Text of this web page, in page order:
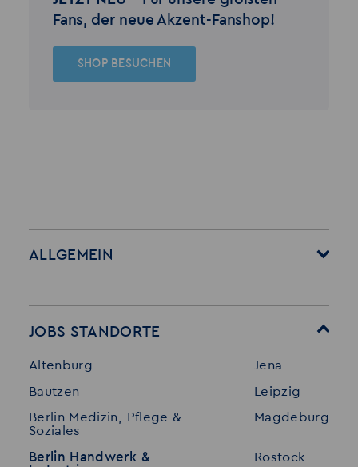
Fans, der neue Akzent-Fanshop!
SHOP BESUCHEN
ALLGEMEIN
Für Bewerber
Stellenangebote
Initiativ bewerben
Merkzettel
Referenzen
Interne Jobs
JOBS STANDORTE
Altenburg
Bautzen
Berlin Medizin, Pflege &
Soziales
Berlin Handwerk &
Jena
Leipzig
Magdeburg
Rostock